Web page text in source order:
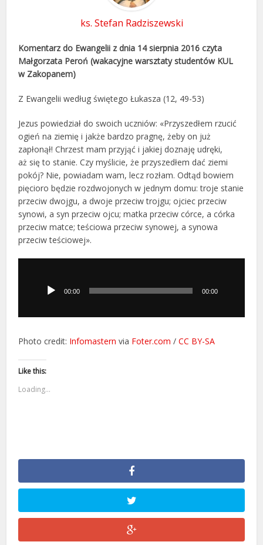
ks. Stefan Radziszewski
Komentarz do Ewangelii z dnia 14 sierpnia 2016 czyta
Małgorzata Peroń (wakacyjne warsztaty studentów KUL
w Zakopanem)
Z Ewangelii według świętego Łukasza (12, 49-53)
Jezus powiedział do swoich uczniów: «Przyszedłem rzucić
ogień na ziemię i jakże bardzo pragnę, żeby on już
zapłonął! Chrzest mam przyjąć i jakiej doznaję udręki,
aż się to stanie. Czy myślicie, że przyszedłem dać ziemi
pokój? Nie, powiadam wam, lecz rozłam. Odtąd bowiem
pięcioro będzie rozdwojonych w jednym domu: troje stanie
przeciw dwojgu, a dwoje przeciw trojgu; ojciec przeciw
synowi, a syn przeciw ojcu; matka przeciw córce, a córka
przeciw matce; teściowa przeciw synowej, a synowa
przeciw teściowej».
dźwiękowych00:00 00:00
Photo credit: Infomastern via Foter.com /CC BY-SA
Like this:
Loading...